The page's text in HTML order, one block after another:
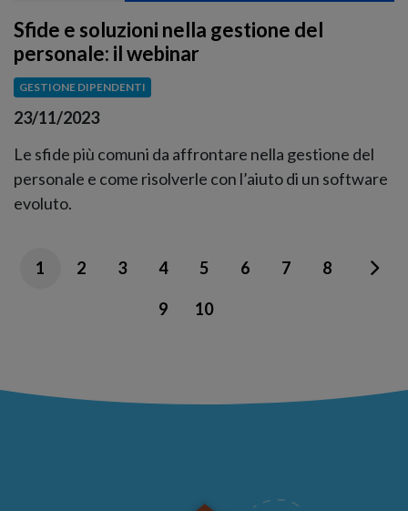
Sfide e soluzioni nella gestione del
personale: il webinar
GESTIONE DIPENDENTI
23/11/2023
Le sfide più comuni da affrontare nella gestione del
personale e come risolverle con l’aiuto di un software
evoluto.
1 2 3 4 5 6 7 8
9 10